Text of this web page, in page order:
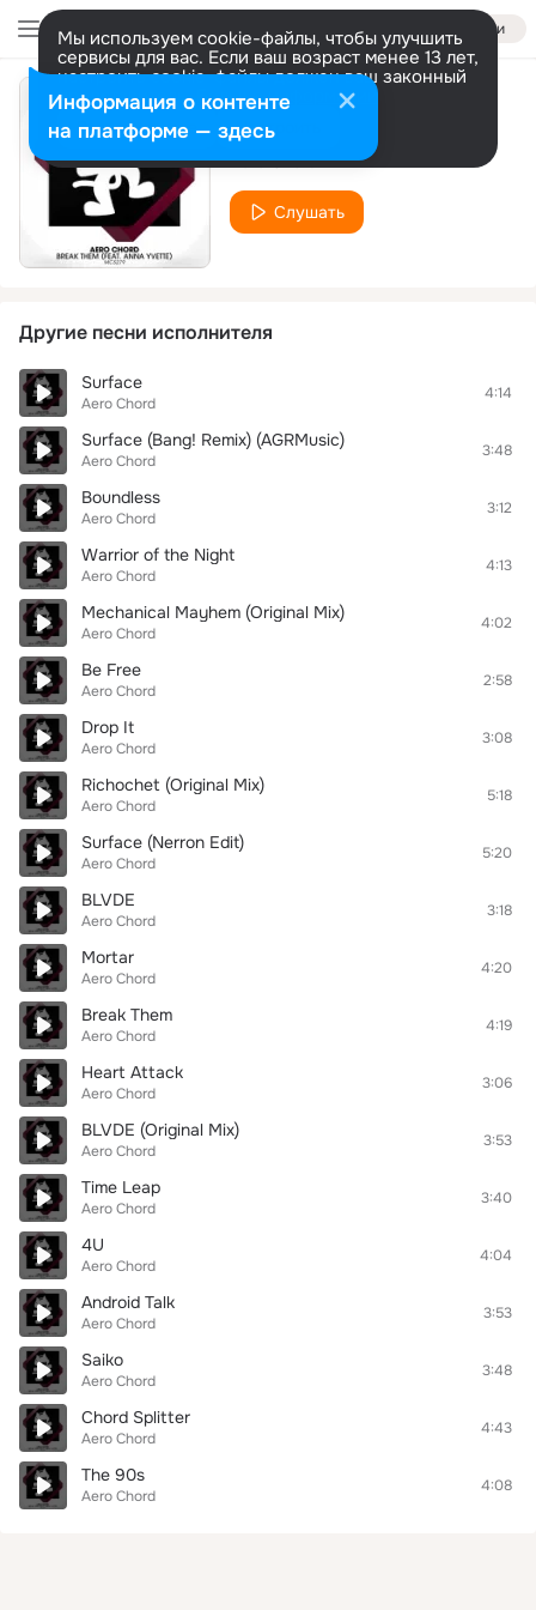
Войти
Мы используем cookie-файлы, чтобы улучшить
сервисы для вас. Если ваш возраст менее 13 лет,
настроить cookie-файлы должен ваш законный
представитель. Больше информации
Разрешить все Настроить
Ctrl Alt Destruction
Aero Chord
Слушать
Другие песни исполнителя
Surface
Aero Chord
4:14
Surface (Bang! Remix) (AGRMusic)
Aero Chord
3:48
Boundless
Aero Chord
3:12
Warrior of the Night
Aero Chord
4:13
Mechanical Mayhem (Original Mix)
Aero Chord
4:02
Be Free
Aero Chord
2:58
Drop It
Aero Chord
3:08
Richochet (Original Mix)
Aero Chord
5:18
Surface (Nerron Edit)
Aero Chord
5:20
BLVDE
Aero Chord
3:18
Mortar
Aero Chord
4:20
Break Them
Aero Chord
4:19
Heart Attack
Aero Chord
3:06
BLVDE (Original Mix)
Aero Chord
3:53
Time Leap
Aero Chord
3:40
4U
Aero Chord
4:04
Android Talk
Aero Chord
3:53
Saiko
Aero Chord
3:48
Chord Splitter
Aero Chord
4:43
The 90s
Aero Chord
4:08
Информация о контенте
на платформе — здесь